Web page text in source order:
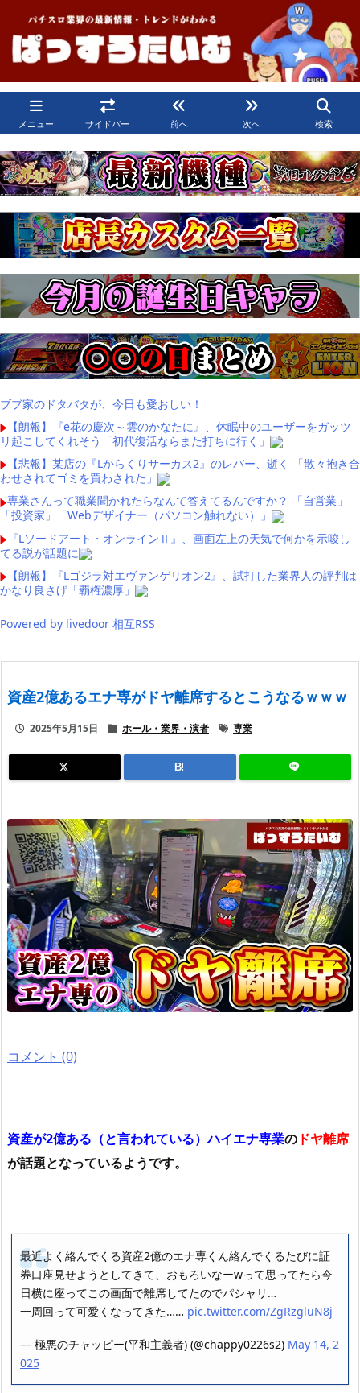
メニュー サイドバー 前へ 次へ 検索
ブブ家のドタバタが、今日も愛おしい！
【朗報】『e花の慶次～雲のかなたに』、休眠中のユーザーをガッツ
リ起こしてくれそう「初代復活ならまた打ちに行く」
【悲報】某店の『Lからくりサーカス2』のレバー、逝く 「散々抱き合
わせされてゴミを買わされた」
専業さんって職業聞かれたらなんて答えてるんですか？ 「自営業」
「投資家」「Webデザイナー（パソコン触れない）」
『Lソードアート・オンラインⅡ』、画面左上の天気で何かを示唆し
てる説が話題に
【朗報】『Lゴジラ対エヴァンゲリオン2』、試打した業界人の評判は
かなり良さげ「覇権濃厚」
Powered by livedoor 相互RSS
資産2億あるエナ専がドヤ離席するとこうなるｗｗｗ
2025年5月15日 ホール・業界・演者 専業
B!
コメント (0)
資産が2億ある（と言われている）ハイエナ専業の ドヤ離席
が話題となっているようです。
最近よく絡んでくる資産2億のエナ専くん絡んでくるたびに証
券口座見せようとしてきて、おもろいなーwって思ってたら今
日横に座ってこの画面で離席してたのでパシャリ…
一周回って可愛くなってきた…… pic.twitter.com/ZgRzgluN8j
— 極悪のチャッピー(平和主義者) (@chappy0226s2) May 14, 2
025